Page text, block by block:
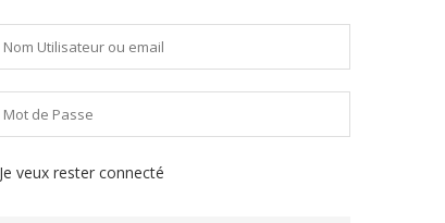
Je veux rester connecté